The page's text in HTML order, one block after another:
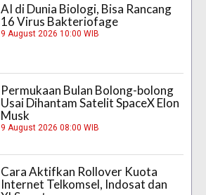
AI di Dunia Biologi, Bisa Rancang
16 Virus Bakteriofage
9 August 2026 10:00 WIB
Permukaan Bulan Bolong-bolong
Usai Dihantam Satelit SpaceX Elon
Musk
9 August 2026 08:00 WIB
Cara Aktifkan Rollover Kuota
Internet Telkomsel, Indosat dan